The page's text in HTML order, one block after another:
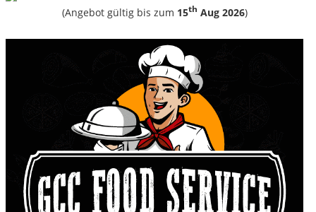
(Angebot gültig bis zum 15th Aug 2026)